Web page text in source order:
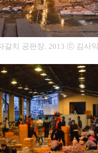
갈치 공판장. 2013 ⓒ 김사익